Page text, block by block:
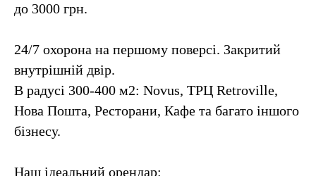
до 3000 грн.
24/7 охорона на першому поверсі. Закритий
внутрішній двір.
В радусі 300-400 м2: Novus, ТРЦ Retroville,
Нова Пошта, Ресторани, Кафе та багато іншого
бізнесу.
Наш ідеальний орендар: